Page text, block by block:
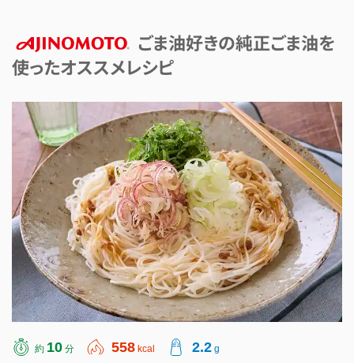
AJINOMOTO
ごま油好きの純正ごま油を
使ったオススメレシピ
約 10 分 558 kcal 2.2 g